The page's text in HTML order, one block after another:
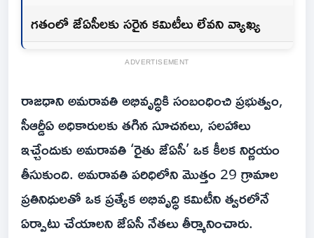
గతంలో జేఏసీలకు సరైన కమిటీలు లేవని వ్యాఖ్య
ADVERTISEMENT
రాజధాని అమరావతి అభివృద్ధికి సంబంధించి ప్రభుత్వం,
సీఆర్డీఏ అధికారులకు తగిన సూచనలు, సలహాలు
ఇచ్చేందుకు అమరావతి ‘రైతు జేఏసీ’ ఒక కీలక నిర్ణయం
తీసుకుంది. అమరావతి పరిధిలోని మొత్తం 29 గ్రామాల
ప్రతినిధులతో ఒక ప్రత్యేక అభివృద్ధి కమిటీని త్వరలోనే
ఏర్పాటు చేయాలని జేఏసీ నేతలు తీర్మానించారు.